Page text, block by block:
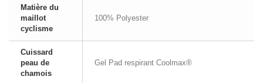
Matière du
maillot
cyclisme
100% Polyester
Cuissard
peau de
chamois
Gel Pad respirant Coolmax®